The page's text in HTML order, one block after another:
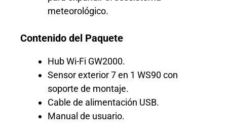
meteorológico.
Contenido del Paquete
Hub Wi-Fi GW2000.
Sensor exterior 7 en 1 WS90 con
soporte de montaje.
Cable de alimentación USB.
Manual de usuario.